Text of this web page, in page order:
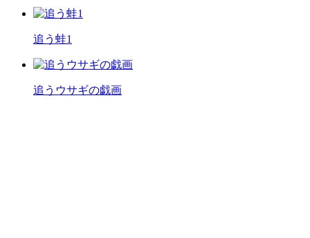
追う蛙1
追うウサギの戯画